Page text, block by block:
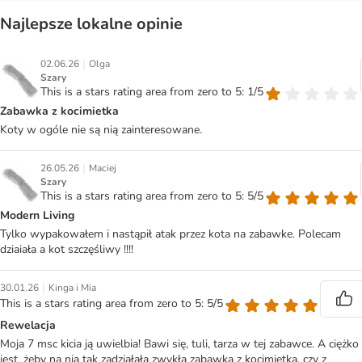
Najlepsze lokalne opinie
02.06.26 | Olga
Szary
This is a stars rating area from zero to 5: 1/5
Zabawka z kocimietka
Koty w ogóle nie są nią zainteresowane.
26.05.26 | Maciej
Szary
This is a stars rating area from zero to 5: 5/5
Modern Living
Tylko wypakowałem i nastąpił atak przez kota na zabawke. Polecam
dziaiała a kot szczęśliwy !!!!
30.01.26 | Kinga i Mia
This is a stars rating area from zero to 5: 5/5
Rewelacja
Moja 7 msc kicia ją uwielbia! Bawi się, tuli, tarza w tej zabawce. A ciężko